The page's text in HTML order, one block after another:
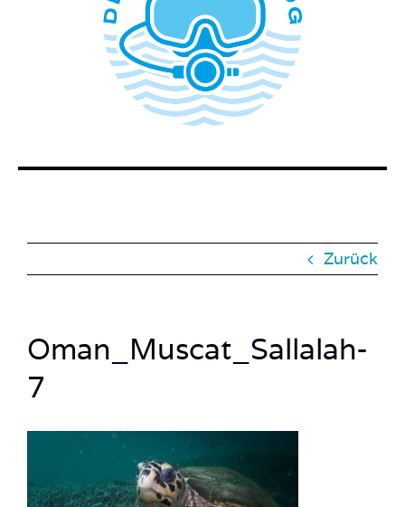
WER STECKT HINTER DEM TAUCHERBLOG?
BUCH BESTELLEN
Zurück
Oman_Muscat_Sallalah-
7